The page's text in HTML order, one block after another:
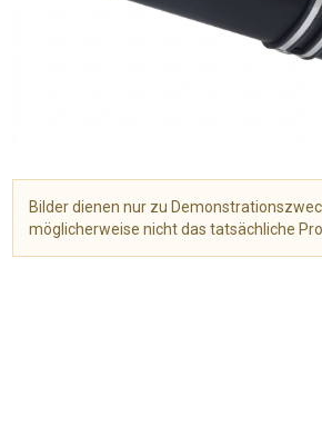
Bilder dienen nur zu
möglicherweise nicht das tatsächliche